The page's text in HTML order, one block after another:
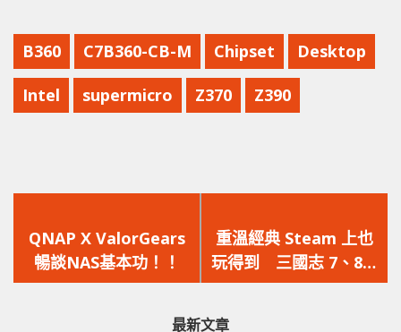
B360 C7B360-CB-M Chipset Desktop
Intel supermicro Z370 Z390
一
篇
文
QNAP X ValorGears
暢談NAS基本功！！
一
篇
文
重溫經典 Steam 上也
玩得到 三國志 7、8、
9 威力加强版加入繁体
最新文章